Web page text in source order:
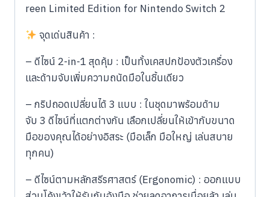
reen Limited Edition for Nintendo Switch 2
จุดเด่นสินค้า :
– ดีไซน์ 2-in-1 สุดคุ้ม : เป็นทั้งเคสปกป้องตัวเครื่อง
และด้ามจับเพิ่มความถนัดมือในชิ้นเดียว
– กริปถอดเปลี่ยนได้ 3 แบบ : ในชุดมาพร้อมด้าม
จับ 3 ดีไซน์ที่แตกต่างกัน เลือกเปลี่ยนให้เข้ากับขนาด
มือของคุณได้อย่างอิสระ (มือเล็ก มือใหญ่ เล่นสบาย
ทุกคน)
– ดีไซน์ตามหลักสรีรศาสตร์ (Ergonomic) : ออกแบบ